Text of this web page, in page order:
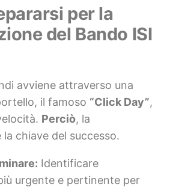
per la
del Bando ISI
avviene attraverso una
il famoso “Click Day”,
Perciò, la
chiave del successo.
Identificare
urgente e pertinente per